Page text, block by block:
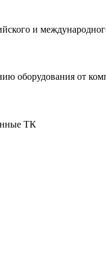
и
оборудования от
ТК